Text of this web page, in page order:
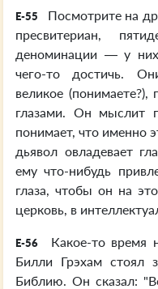
E-55
Посмотрите на
пресвитериан,
деноминации — у
чего-то достичь.
великое
глазами. Он мыслит
понимает, что именно
дьявол овладевает
ему что-нибудь
глаза, чтобы он на
церковь, в
E-56
Какое-то время
Билли Грэхам стоял
Библию. Он сказал: